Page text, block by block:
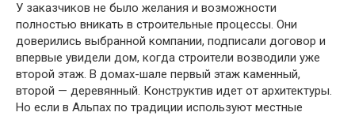
У заказчиков не было желания и возможности
полностью вникать в строительные процессы. Они
доверились выбранной компании, подписали договор и
впервые увидели дом, когда строители возводили уже
второй этаж. В домах-шале первый этаж каменный,
второй — деревянный. Конструктив идет от архитектуры.
Но если в Альпах по традиции используют местные